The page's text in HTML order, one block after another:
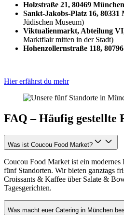
Holzstraße 21, 80469 München
Sankt-Jakobs-Platz 16, 80331
Jüdischen Museum)
Viktualienmarkt, Abteilung
Marktflair mitten in der Stadt)
Hohenzollernstraße 118,
Hier erfährst du mehr
FAQ – Häufig gestellte
Was ist Coucou Food Market?
Coucou Food Market ist ein
fünf Standorten. Wir bieten ganztags
Croissants & Kaffee über Salate &
Tagesgerichten.
Was macht euer Catering in München